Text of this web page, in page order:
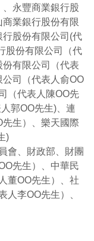
永豐商業銀行股
業銀行股份有限
股份有限公司(代
股份有限公司（代
有限公司（代表
公司（代表人俞OO
（代表人陳OO先
郭OO先生)、連
生）、樂天國際
)
會、財政部、財團
先生）、中華民
董OO先生）、社
人李OO先生）、